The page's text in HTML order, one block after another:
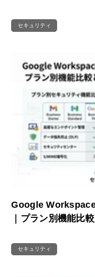
セキュリティ
Google
｜プラン別機能比
セキュリティ